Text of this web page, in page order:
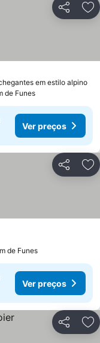
Partilhar
em estilo alpino
de Funes
Ver preços
Partilhar
de Funes
Ver preços
Partilhar